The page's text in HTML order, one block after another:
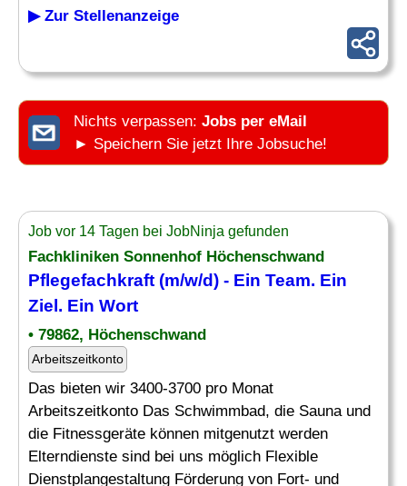
▶ Zur Stellenanzeige
Nichts verpassen: Jobs per eMail
► Speichern Sie jetzt Ihre Jobsuche!
Job vor 14 Tagen bei JobNinja gefunden
Fachkliniken Sonnenhof Höchenschwand
Pflegefachkraft (m/w/d) - Ein Team. Ein
Ziel . Ein Wort
• 79862, Höchenschwand
Arbeitszeitkonto
Das bieten wir 3400-3700 pro Monat
Arbeitszeitkonto Das Schwimmbad, die Sauna und
die Fitnessgeräte können mitgenutzt werden
Elterndienste sind bei uns möglich Flexible
Dienstplangestaltung Förderung von Fort- und